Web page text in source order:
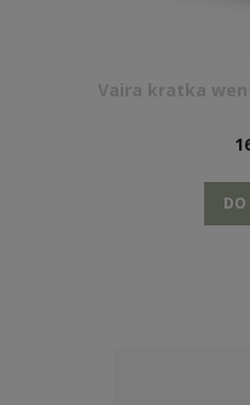
Vaira kratka
DO